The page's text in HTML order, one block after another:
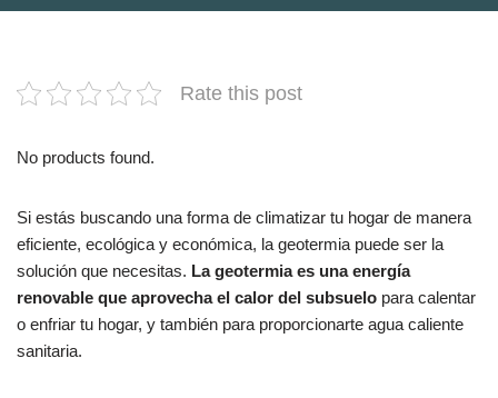
Rate this post
No products found.
Si estás buscando una forma de climatizar tu hogar de manera
eficiente, ecológica y económica, la geotermia puede ser la
solución que necesitas. La geotermia es una energía
renovable que aprovecha el calor del subsuelo para calentar
o enfriar tu hogar, y también para proporcionarte agua caliente
sanitaria.